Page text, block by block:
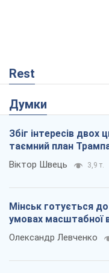
Rest
Думки
Збіг інтересів двох
таємний план Трампа
Віктор Швець 3,9 т.
Мінськ готується
умовах масштабної
Олександр Левченко